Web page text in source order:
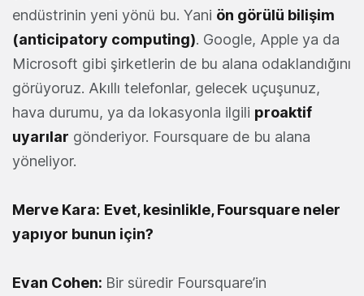
endüstrinin yeni yönü bu. Yani ön görülü bilişim
(anticipatory computing). Google, Apple ya da
Microsoft gibi şirketlerin de bu alana odaklandığını
görüyoruz. Akıllı telefonlar, gelecek uçuşunuz,
hava durumu, ya da lokasyonla ilgili proaktif
uyarılar gönderiyor. Foursquare de bu alana
yöneliyor.
Merve Kara: Evet, kesinlikle, Foursquare neler
yapıyor bunun için?
Evan Cohen: Bir süredir Foursquare’in